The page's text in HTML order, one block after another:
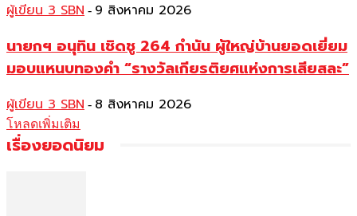
ผู้เขียน 3 SBN - 9 สิงหาคม 2026
นายกฯ อนุทิน เชิดชู 264 กำนัน ผู้ใหญ่บ้านยอดเยี่ยม
มอบแหนบทองคำ “รางวัลเกียรติยศแห่งการเสียสละ”
ผู้เขียน 3 SBN - 8 สิงหาคม 2026
โหลดเพิ่มเติม
เรื่องยอดนิยม